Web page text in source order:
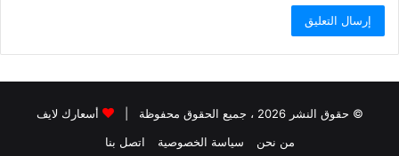
© حقوق النشر 2026 ، جميع الحقوق محفوظة |
أسعارك لايف
من نحن
سياسة الخصوصية اتصل بنا